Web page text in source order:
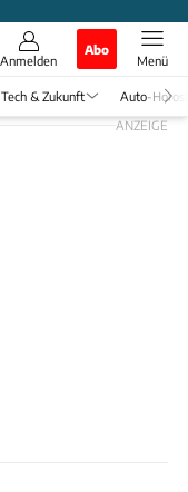
Anmelden
Abo
Menü
Tech & Zukunft
Auto-
ANZEIGE